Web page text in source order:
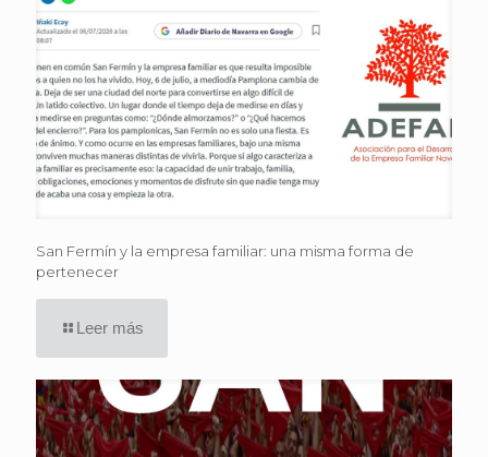
San Fermín y la empresa familiar: una misma forma de
pertenecer
Leer más